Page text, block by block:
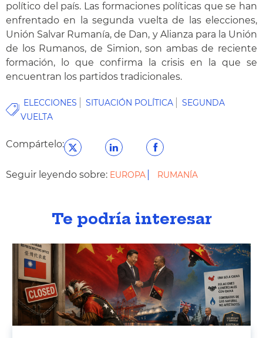
político del país. Las formaciones políticas que se han
enfrentado en la segunda vuelta de las elecciones,
Unión Salvar Rumanía, de Dan, y Alianza para la Unión
de los Rumanos, de Simion, son ambas de reciente
formación, lo que confirma la crisis en la que se
encuentran los partidos tradicionales.
ELECCIONES SITUACIÓN POLÍTICA
SEGUNDA
VUELTA
Compártelo:
Seguir leyendo sobre: EUROPA RUMANÍA
Te podría interesar